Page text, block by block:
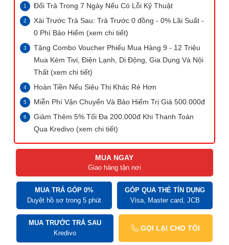
Đổi Trả Trong 7 Ngày Nếu Có Lỗi Kỹ Thuật
Xài Trước Trả Sau: Trả Trước 0 đồng - 0% Lãi Suất -
0 Phí Bảo Hiểm (xem chi tiết)
Tặng Combo Voucher Phiếu Mua Hàng 9 - 12 Triệu
Mua Kèm Tivi, Điện Lạnh, Di Động, Gia Dụng Và Nội
Thất (xem chi tiết)
Hoàn Tiền Nếu Siêu Thị Khác Rẻ Hơn
Miễn Phí Vận Chuyển Và Bảo Hiểm Trị Giá 500.000đ
Giảm Thêm 5% Tối Đa 200.000đ Khi Thanh Toán
Qua Kredivo (xem chi tiết)
MUA NGAY
Giao hàng tận nơi
MUA TRẢ GÓP 0%
Duyệt hồ sơ trong 5 phút
GÓP QUA THẺ TÍN DỤNG
Visa, Master card, JCB
MUA TRƯỚC TRẢ SAU
Kredivo
GỌI LẠI CHO TÔI